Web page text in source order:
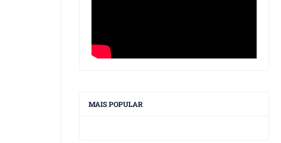
MAIS POPULAR